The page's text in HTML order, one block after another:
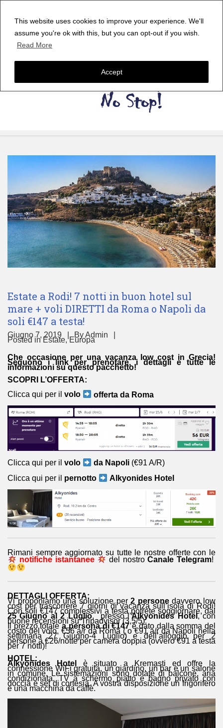
This website uses cookies to improve your experience. We'll
assume you're ok with this, but you can opt-out if you wish.
Read More
Accept
Estate a Rodi! 7 notti in buon hotel sul
mare + voli DIRETTI da Roma o Napoli da
soli €147 a testa!
Giugno 7, 2019 ByAdmin
Posted in Estate,Europa
Che occasione per una vacanza low cost in Grecia!
Seguono i link per prenotare, i dettagli e tutte le
informazioni su questo pacchetto!
SCOPRI L’OFFERTA:
Clicca qui per il volo offerta da Roma
Clicca qui per il volo da Napoli (€91 A/R)
Clicca qui per il pernotto Alkyonides Hotel
Rimani sempre aggiornato su tutte le nostre offerte con le
notifiche istantanee
del nostroCanale Telegram!
DETTAGLI OFFERTA:
Vi proponiamo una soluzione per2 personedavvero low
cost per trascorrere 7 giorni di vacanza sull’isola di Rodi!
Con soli €147 complessivi a testa potrete soggiornare, dal
25 Giugno al 2 Luglio, presso l’Alkyonides Hotel, con
buone recensioni su Tripadvisor (3,5/5).
Il prezzo totalea persona di €147è dato dalla somma del
costo del volo, €56 a/r da Roma ( o €91 a/r da Napoli nella
settimana 27 Giugno-4 Luglio) e dell’alloggio per 2
persone a €26/notte per camera doppia (ovvero €91 a testa
per 7 notti)!
HOTEL:
Alkyonides Hotel è situato a Kremasti ed offre la
connessione WiFi gratuita, un giardino, un bar e un salone
in comune. Le sistemazioni sono dotate di balcone, aria
condizionata, TV a schermo piatto e bagno privato con
doccia e set di cortesia. A vostra disposizione un frigorifero
e una macchina da caffè.